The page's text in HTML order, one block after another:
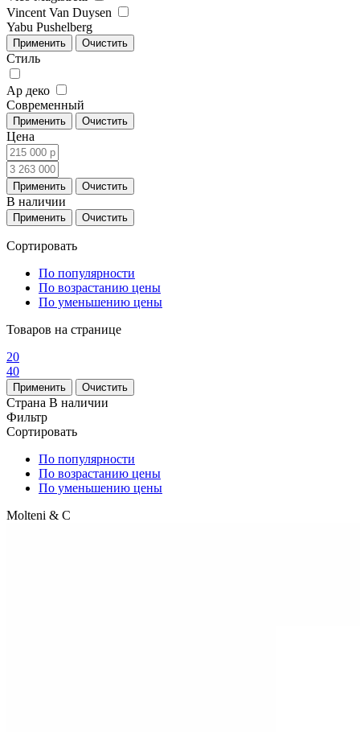
Vincent Van Duysen
Yabu Pushelberg
Стиль
Ар деко
Современный
Цена
В наличии
Сортировать
По популярности
По возрастанию цены
По уменьшению цены
Товаров на странице
20
40
Страна В наличии
Фильтр
Сортировать
По популярности
По возрастанию цены
По уменьшению цены
Molteni & C